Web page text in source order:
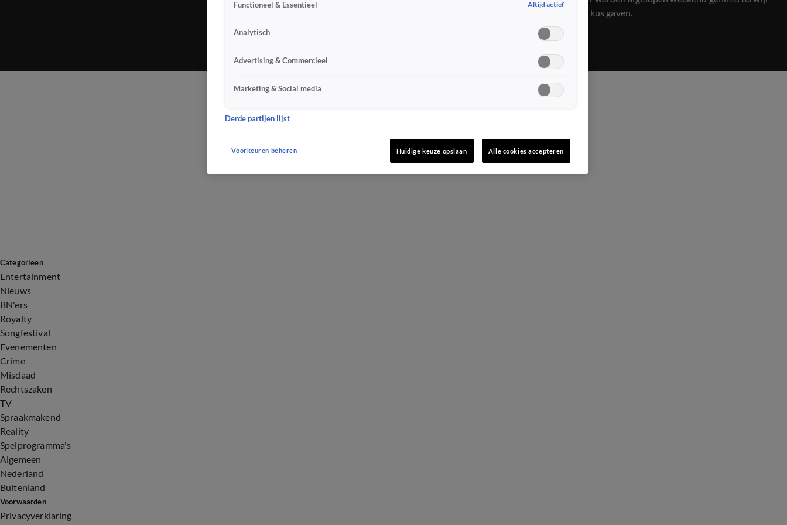
ze elkaar een kus gaven.
Categorieën
Entertainment
Nieuws
BN'ers
Royalty
Songfestival
Evenementen
Crime
Misdaad
Rechtszaken
TV
Spraakmakend
Reality
Spelprogramma's
Algemeen
Nederland
Buitenland
Voorwaarden
Privacyverklaring
Functioneel & Essentieel Altijd actief
Analytisch
Advertising & Commercieel
Marketing & Social media
Derde partijen lijst
Voorkeuren beheren Huidige keuze opslaan Alle cookies accepteren